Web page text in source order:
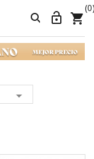



